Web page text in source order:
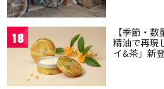
18 【季節・
精油で再現
イ&茶」新